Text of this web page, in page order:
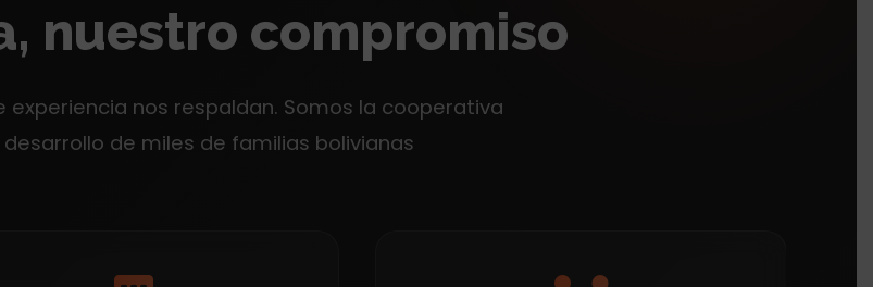
nuestro compromiso
experiencia nos respaldan. Somos la cooperativa
de miles de familias bolivianas